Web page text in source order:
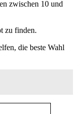
zwischen 10 und
zu finden.
die beste Wahl